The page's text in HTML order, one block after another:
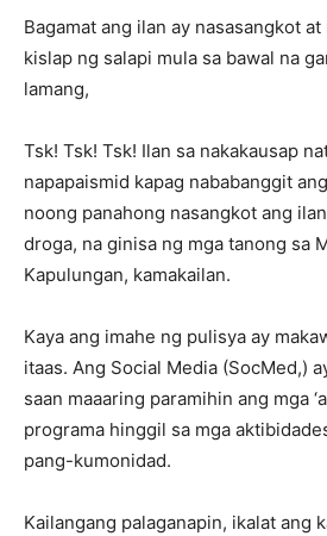
Bagamat ang ilan ay nasasangkot
kislap ng salapi mula sa bawal na
lamang,
Tsk! Tsk! Tsk! Ilan sa nakakausap
napapaismid kapag nababanggit
noong panahong nasangkot ang
droga, na ginisa ng mga tanong sa
Kapulungan, kamakailan.
Kaya ang imahe ng pulisya ay
itaas. Ang Social Media (SocMed,)
saan maaaring paramihin ang mga
programa hinggil sa mga
pang-kumonidad.
Kailangang palaganapin, ikalat ang